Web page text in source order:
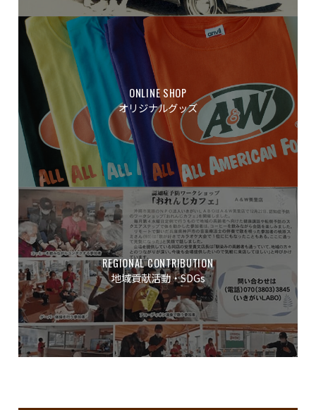
ONLINE SHOP
オリジナルグッズ
REGIONAL CONTRIBUTION
地域貢献活動・SDGs